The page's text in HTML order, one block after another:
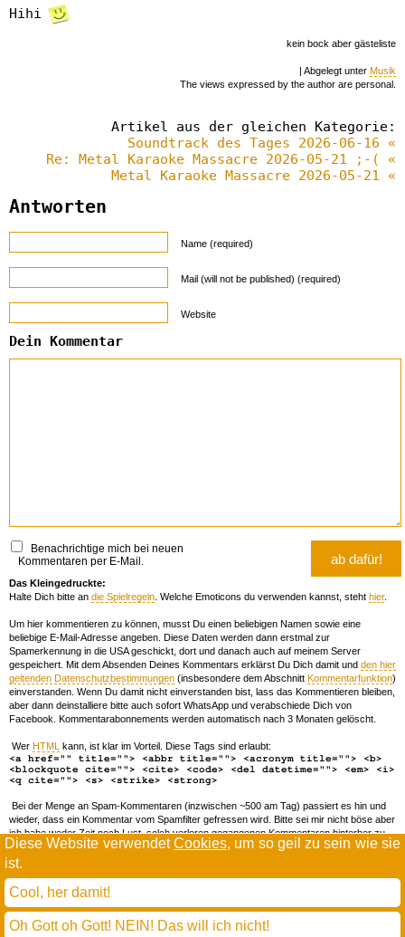
Diese Website verwendetCookies, um so geil zu sein wie sie
ist.
Cool, her damit!
Oh Gott oh Gott! NEIN! Das will ich nicht!
Hihi
kein bock aber gästeliste
| Abgelegt unter Musik
The views expressed by the author are personal.
Artikel aus der gleichen Kategorie:
Soundtrack des Tages 2026-06-16 «
Re: Metal Karaoke Massacre 2026-05-21 ;-( «
Metal Karaoke Massacre 2026-05-21 «
Antworten
Name (required)
Mail (will not be published) (required)
Website
Dein Kommentar
Benachrichtige mich bei neuen
Kommentaren per E-Mail.
Das Kleingedruckte:
Halte Dich bitte an die Spielregeln . Welche Emoticons du verwenden kannst, steht hier.
Um hier kommentieren zu können, musst Du einen beliebigen Namen sowie eine
beliebige E-Mail-Adresse angeben. Diese Daten werden dann erstmal zur
Spamerkennung in die USA geschickt, dort und danach auch auf meinem Server
gespeichert. Mit dem Absenden Deines Kommentars erklärst Du Dich damit und den hier
geltenden Datenschutzbestimmungen (insbesondere dem Abschnitt Kommentarfunktion)
einverstanden. Wenn Du damit nicht einverstanden bist, lass das Kommentieren bleiben,
aber dann deinstalliere bitte auch sofort WhatsApp und verabschiede Dich von
Facebook. Kommentarabonnements werden automatisch nach 3 Monaten gelöscht.
Wer HTML kann, ist klar im Vorteil. Diese Tags sind erlaubt:
<a href="" title=""> <abbr title=""> <acronym title=""> <b>
<blockquote cite=""> <cite> <code> <del datetime=""> <em> <i>
<q cite=""> <s> <strike> <strong>
Bei der Menge an Spam-Kommentaren (inzwischen ~500 am Tag) passiert es hin und
wieder, dass ein Kommentar vom Spamfilter gefressen wird. Bitte sei mir nicht böse aber
ich habe weder Zeit noch Lust, solch verloren gegangenen Kommentaren hinterher zu
forschen. Wenn das öfters passiert, schreib' mir 'ne Mail damit ich dich whitelisten kann.
todamax rennt aufwordpress
(mit minimalen anpassungen in oberlängen und kerning)
* daMaxentgendert nach Hermes Phettberg